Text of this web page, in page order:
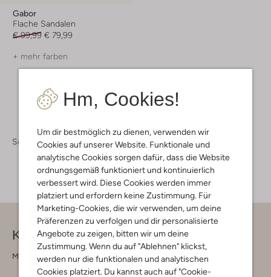
Hm, Cookies!
Um dir bestmöglich zu dienen, verwenden wir
Cookies auf unserer Website. Funktionale und
analytische Cookies sorgen dafür, dass die Website
ordnungsgemäß funktioniert und kontinuierlich
verbessert wird. Diese Cookies werden immer
platziert und erfordern keine Zustimmung. Für
Marketing-Cookies, die wir verwenden, um deine
Präferenzen zu verfolgen und dir personalisierte
Angebote zu zeigen, bitten wir um deine
Zustimmung. Wenn du auf "Ablehnen" klickst,
werden nur die funktionalen und analytischen
Cookies platziert. Du kannst auch auf "Cookie-
Gabor
Flache Sandalen
€ 99,99 € 79,99
+ mehr farben
Schuhe Schuhe Damen
Kontakt
Montag - Freitag 09:00 - 17:00 uur